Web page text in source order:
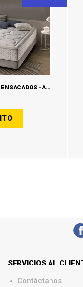
COLCHÓN MUELLES ENSACADOS -ASTON-
SERVICIOS AL
Contáctanos